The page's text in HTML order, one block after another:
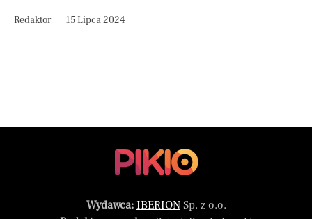
Redaktor 15 Lipca 2024
Wydawca: IBERIONSp. z o.o.